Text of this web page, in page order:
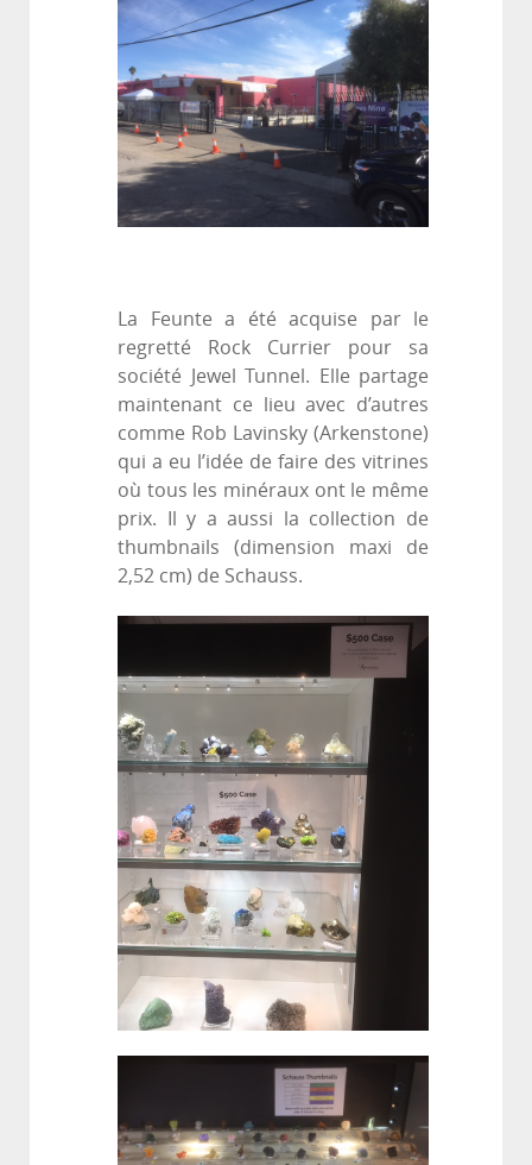
La Feunte a été acquise par le
regretté Rock Currier pour sa
société Jewel Tunnel. Elle partage
maintenant ce lieu avec d’autres
comme Rob Lavinsky (Arkenstone)
qui a eu l’idée de faire des vitrines
où tous les minéraux ont le même
prix. Il y a aussi la collection de
thumbnails (dimension maxi de
2,52 cm) de Schauss.